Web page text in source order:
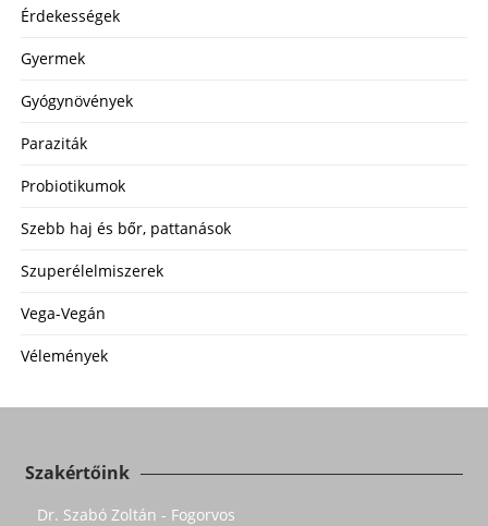
Érdekességek
Gyermek
Gyógynövények
Paraziták
Probiotikumok
Szebb haj és bőr, pattanások
Szuperélelmiszerek
Vega-Vegán
Vélemények
Szakértőink
Dr. Szabó Zoltán - Fogorvos